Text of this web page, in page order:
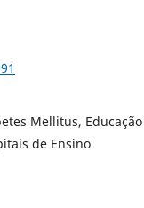
Mellitus, Educação
de Ensino